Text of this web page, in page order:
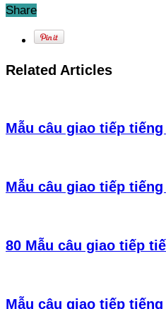
Share
Related Articles
Mẫu câu giao tiếp
Mẫu câu giao tiếp
80 Mẫu câu giao tiếp
Mẫu câu giao tiếp